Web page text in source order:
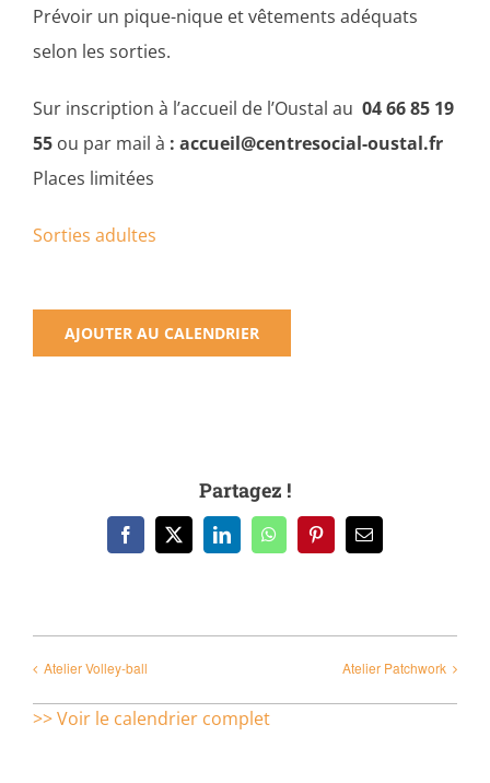
Prévoir un pique-nique et vêtements adéquats
selon les sorties.
Sur inscription à l’accueil de l’Oustal au 04 66 85 19
55 ou par mail à : accueil@centresocial-oustal.fr
Places limitées
Sorties adultes
AJOUTER AU CALENDRIER
Partagez !
Facebook
X LinkedInWhatsAppPinterestEmail
Atelier Volley-ball Atelier Patchwork
>> Voir le calendrier complet